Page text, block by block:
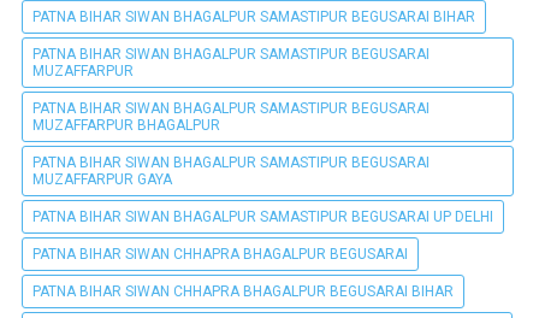
PATNA BIHAR SIWAN BHAGALPUR SAMASTIPUR BEGUSARAI BIHAR
PATNA BIHAR SIWAN BHAGALPUR SAMASTIPUR BEGUSARAI
MUZAFFARPUR
PATNA BIHAR SIWAN BHAGALPUR SAMASTIPUR BEGUSARAI
MUZAFFARPUR BHAGALPUR
PATNA BIHAR SIWAN BHAGALPUR SAMASTIPUR BEGUSARAI
MUZAFFARPUR GAYA
PATNA BIHAR SIWAN BHAGALPUR SAMASTIPUR BEGUSARAI UP DELHI
PATNA BIHAR SIWAN CHHAPRA BHAGALPUR BEGUSARAI
PATNA BIHAR SIWAN CHHAPRA BHAGALPUR BEGUSARAI BIHAR